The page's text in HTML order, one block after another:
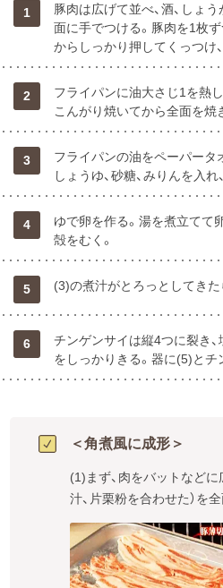
1
豚肉は広げて並べ、酒、しょ
面に手でつける。豚肉を1枚
からしっかり押してくっつけ
2
フライパンに油大さじ1を熱
こんがり焼いてから全面を焼
3
フライパンの油をペーパータ
しょうゆ、砂糖、みりんを入れ
4
ゆで卵を作る。湯を煮立てて
殻をむく。
5 (3)の煮汁がとろっとしてきた
6
チンゲンサイは縦4つに裂き
をしっかりきる。器に(5)とチ
＜角煮風に成形＞
(1)まず、肉をバットなどに
汁、片栗粉を合わせた）を